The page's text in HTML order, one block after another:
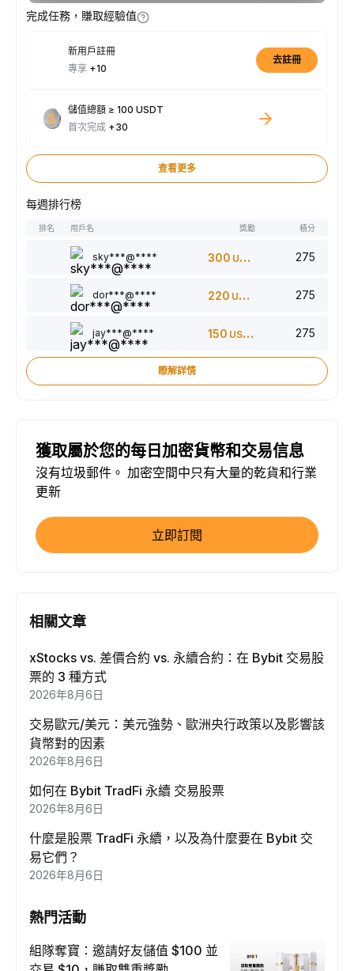
完成任務，賺取經驗值
新用戶註冊
專享 +10
去註冊
儲值總額 ≥ 100 USDT
首次完成 +30
查看更多
每週排行榜
排名 用戶名 獎勵 積分
sky***@**** 300 USDT 275
dor***@**** 220 USDT 275
jay***@**** 150 USDT 275
瞭解詳情
獲取屬於您的每日加密貨幣和交易信息
沒有垃圾郵件。 加密空間中只有大量的乾貨和行業
更新
立即訂閱
相關文章
xStocks vs. 差價合約 vs. 永續合約：在 Bybit 交易股
票的 3 種方式
2026年8月6日
交易歐元/美元：美元強勢、歐洲央行政策以及影響該
貨幣對的因素
2026年8月6日
如何在 Bybit TradFi 永續 交易股票
2026年8月6日
什麼是股票 TradFi 永續，以及為什麼要在 Bybit 交
易它們？
2026年8月6日
熱門活動
組隊奪寶：邀請好友儲值 $100 並